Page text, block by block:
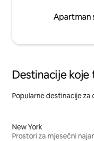
Apartman
Destinacije koje
Popularne destinacije za
New York
Prostori za mjesečni